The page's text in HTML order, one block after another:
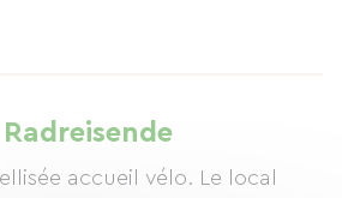
accueil vélo. Le local